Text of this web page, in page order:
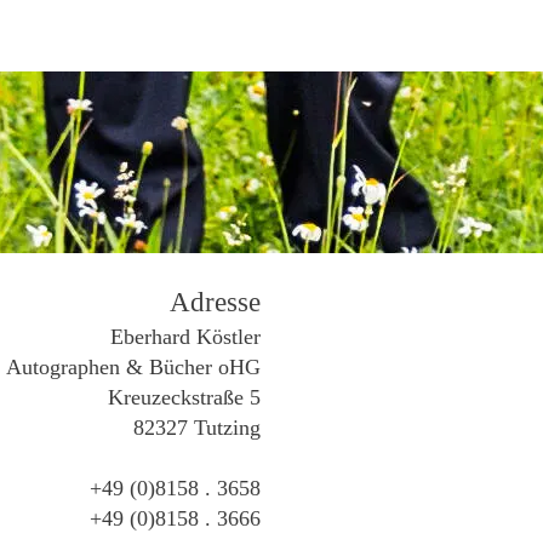
Adresse
Eberhard Köstler
Autographen & Bücher oHG
Kreuzeckstraße 5
82327 Tutzing
+49 (0)8158 . 3658
+49 (0)8158 . 3666